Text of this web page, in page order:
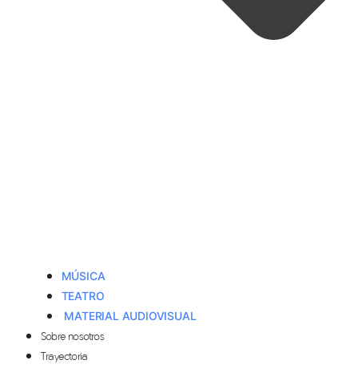
MÚSICA
TEATRO
MATERIAL AUDIOVISUAL
Sobre nosotros
Trayectoria